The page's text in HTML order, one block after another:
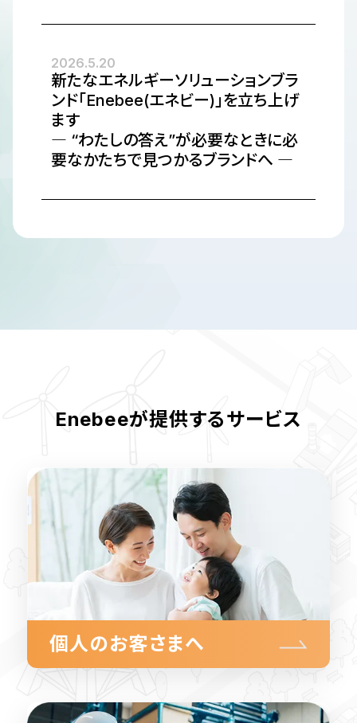
2026.5.20
新たなエネルギーソリューションブラ
ンド「Enebee(エネビー)」を立ち上げ
ます
― “わたしの答え”が必要なときに必
要なかたちで見つかるブランドへ ―
Enebeeが提供するサービス
個人のお客さまへ